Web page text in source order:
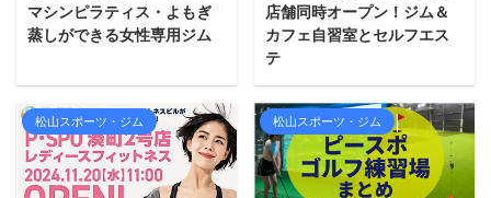
マシンピラティス・よもぎ
蒸しができる女性専用ジム
店舗同時オープン！ジム＆
カフェ自習室とセルフエス
テ
松山スポーツ・ジム 松山スポーツ・ジム